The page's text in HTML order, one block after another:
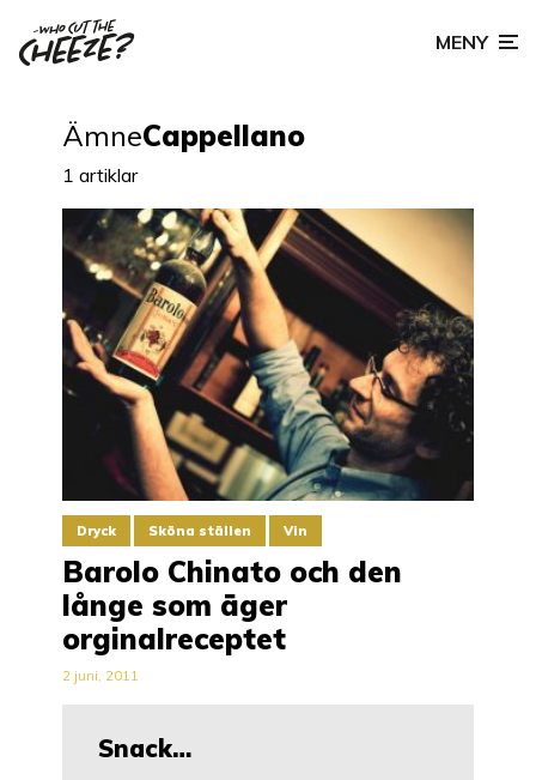
MENY
ÄmneCappellano
1 artiklar
Snack…
Dryck Sköna ställen Vin
Barolo Chinato och den
långe som äger
orginalreceptet
2 juni, 2011